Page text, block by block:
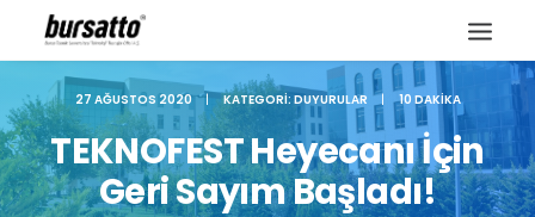
27 AĞUSTOS 2020 | KATEGORI: DUYURULAR | 10 DAKIKA
TEKNOFEST Heyecanı İçin
Geri Sayım Başladı!